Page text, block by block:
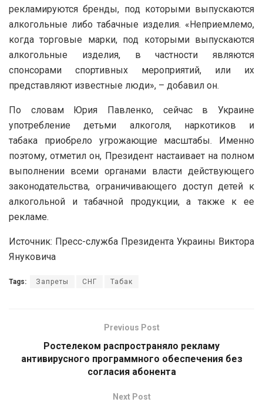
рекламируются бренды, под которыми выпускаются
алкогольные либо табачные изделия. «Неприемлемо,
когда торговые марки, под которыми выпускаются
алкогольные изделия, в частности являются
спонсорами спортивных мероприятий, или их
представляют известные люди», – добавил он.
По словам Юрия Павленко, сейчас в Украине
употребление детьми алкоголя, наркотиков и
табака приобрело угрожающие масштабы. Именно
поэтому, отметил он, Президент настаивает на полном
выполнении всеми органами власти действующего
законодательства, ограничивающего доступ детей к
алкогольной и табачной продукции, а также к ее
рекламе.
Источник: Пресс-служба Президента Украины Виктора
Януковича
Tags: Запреты СНГ Табак
Previous Post
Ростелеком распространяло рекламу
антивирусного программного обеспечения без
согласия абонента
Next Post